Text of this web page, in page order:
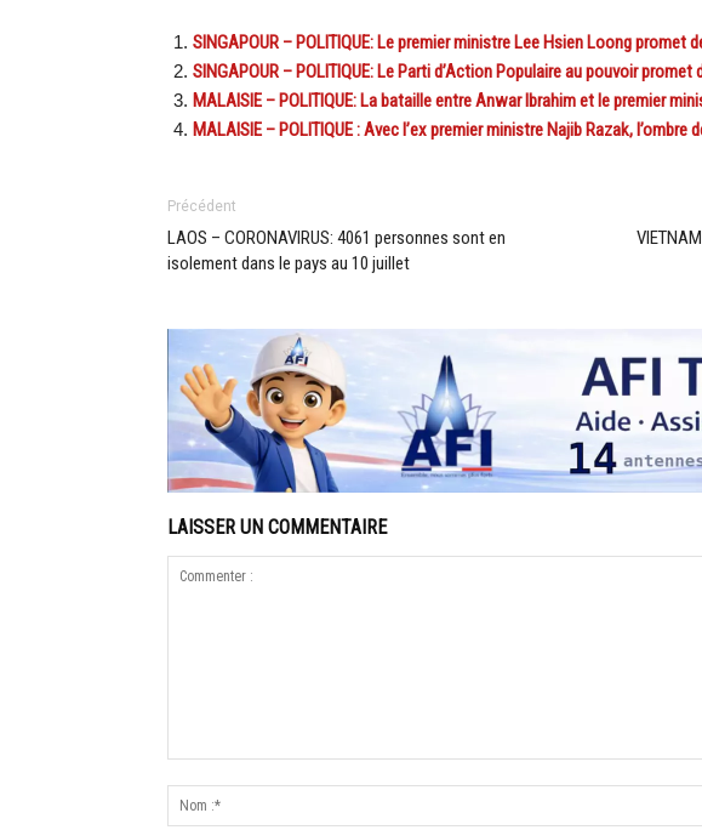
SINGAPOUR – POLITIQUE: Le premier ministre Lee Hsien Loong promet
SINGAPOUR – POLITIQUE: Le Parti d’Action Populaire au pouvoir
MALAISIE – POLITIQUE: La bataille entre Anwar Ibrahim et le premier
MALAISIE – POLITIQUE : Avec l’ex premier ministre Najib Razak,
Précédent
LAOS – CORONAVIRUS: 4061 personnes sont en
isolement dans le pays au 10 juillet
LAISSER UN COMMENTAIRE